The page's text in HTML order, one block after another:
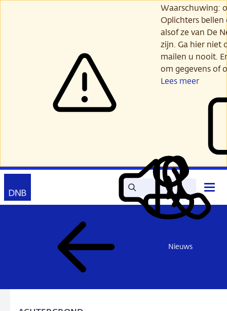
Waarschuwing:
Oplichters
alsof ze van De
zijn. Ga hier niet
mailen u nooit.
om gegevens of
Lees meer
Zoek Lees
voor
Mijn
DNB
Contact
Nieuws